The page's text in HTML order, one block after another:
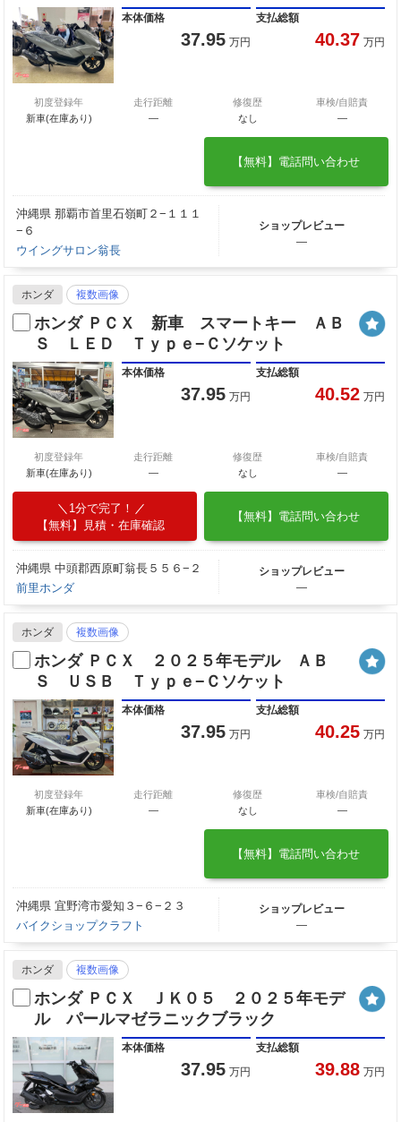
本体価格
37.95 万円
支払総額
40.37 万円
初度登録年
新車(在庫あり)
走行距離
―
修復歴
なし
車検/自賠責
―
【無料】電話問い合わせ
沖縄県 那覇市首里石嶺町２−１１１
−６
ウイングサロン翁長
ショップレビュー
―
ホンダ 複数画像
ホンダ ＰＣＸ 新車 スマートキー ＡＢ
Ｓ ＬＥＤ Ｔｙｐｅ−Ｃソケット
本体価格
37.95 万円
支払総額
40.52 万円
初度登録年
新車(在庫あり)
走行距離
―
修復歴
なし
車検/自賠責
―
1分で完了！
【無料】見積・在庫確認
【無料】電話問い合わせ
沖縄県 中頭郡西原町翁長５５６−２
前里ホンダ
ショップレビュー
―
ホンダ 複数画像
ホンダ ＰＣＸ ２０２５年モデル ＡＢ
Ｓ ＵＳＢ Ｔｙｐｅ−Ｃソケット
本体価格
37.95 万円
支払総額
40.25 万円
初度登録年
新車(在庫あり)
走行距離
―
修復歴
なし
車検/自賠責
―
【無料】電話問い合わせ
沖縄県 宜野湾市愛知３−６−２３
バイクショップクラフト
ショップレビュー
―
ホンダ 複数画像
ホンダ ＰＣＸ ＪＫ０５ ２０２５年モデ
ル パールマゼラニックブラック
本体価格
37.95 万円
支払総額
39.88 万円